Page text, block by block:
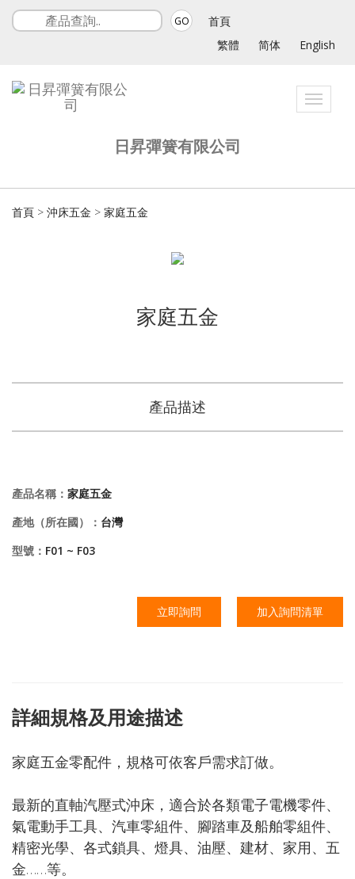
GO
首頁
繁體
简体 English
Toggle
日昇彈簧有限公司
首頁 > 沖床五金 > 家庭五金
家庭五金
產品描述
產品名稱： 家庭五金
產地（所在國）： 台灣
型號： F01 ~ F03
立即詢問 加入詢問清單
詳細規格及用途描述
家庭五金零配件，規格可依客戶需求訂做。
最新的直軸汽壓式沖床，適合於各類電子電機零件、
氣電動手工具、汽車零組件、腳踏車及船舶零組件、
精密光學、各式鎖具、燈具、油壓、建材、家用、五
金……等。